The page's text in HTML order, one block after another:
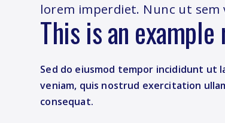
lorem imperdiet. Nunc ut
This is an
Sed do eiusmod tempor incididunt ut
veniam, quis nostrud exercitation
consequat.